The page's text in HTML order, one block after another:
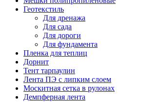
Геотекстиль
Для дренажа
Для сада
Для дороги
Для фундамента
Пленка для теплиц
Дорнит
Тент тарпаулин
Лента ПЭ с липким слоем
Москитная сетка в рулонах
Демпферная лента